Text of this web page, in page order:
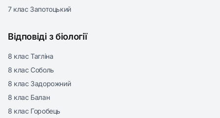
7 клас Запотоцький
Відповіді з біології
8 клас Тагліна
8 клас Соболь
8 клас Задорожний
8 клас Балан
8 клас Горобець